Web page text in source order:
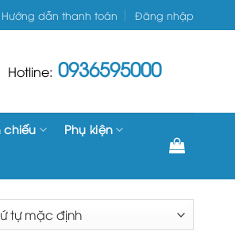
Hướng dẫn thanh toán Đăng nhập
Hotline: 0936595000
chiếu Phụ kiện